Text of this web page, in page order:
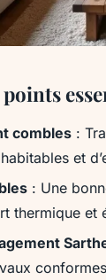
combles :
et
: Une
thermique et